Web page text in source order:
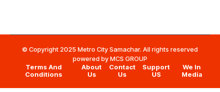
© Copyright 2025 Metro City Samachar. All rights reserved
powered byMCS GROUP
Terms And
Conditions
About
Us
Contact
Us
Support
US
We In
Media